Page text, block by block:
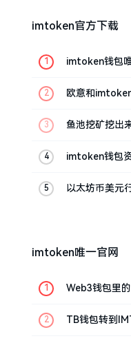
imtoken官方下载
imtoken钱包
欧意和
鱼池挖矿挖出
imtoken钱包
以太坊币美元
imtoken唯一官网
Web3钱包里
TB钱包转到